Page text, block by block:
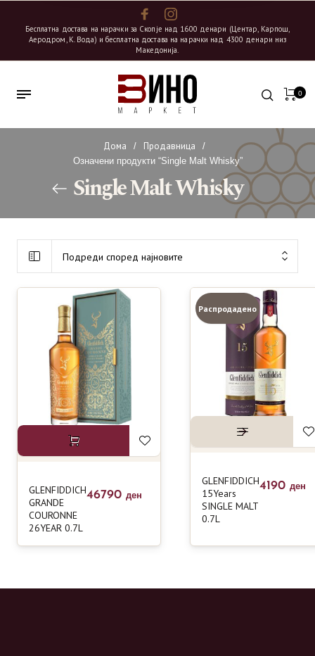
Бесплатна достава на нарачки за Скопје над 1600 денари (Центар, Карпош,
Аеродром, К. Вода) и бесплатна достава на нарачки над 4300 денари низ
Македонија.
0
Дома / Продавница
/
Означени продукти “Single Malt Whisky”
Single Malt Whisky
Подреди според најновите
GLENFIDDICH
GRANDE
COURONNE
26YEAR 0.7L
46790 ден
Распродадено
GLENFIDDICH
15Years
SINGLE MALT
0.7L
4190 ден